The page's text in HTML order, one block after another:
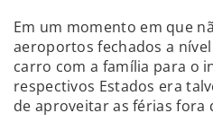
Em um momento em que
aeroportos fechados a
carro com a família para o
respectivos Estados era
de aproveitar as férias fora